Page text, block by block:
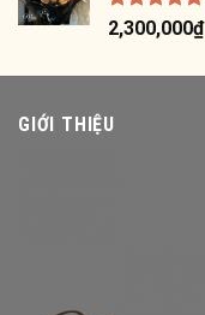
Được xếp
hạng 5.00
2,300,000₫
GIỚI THIỆU